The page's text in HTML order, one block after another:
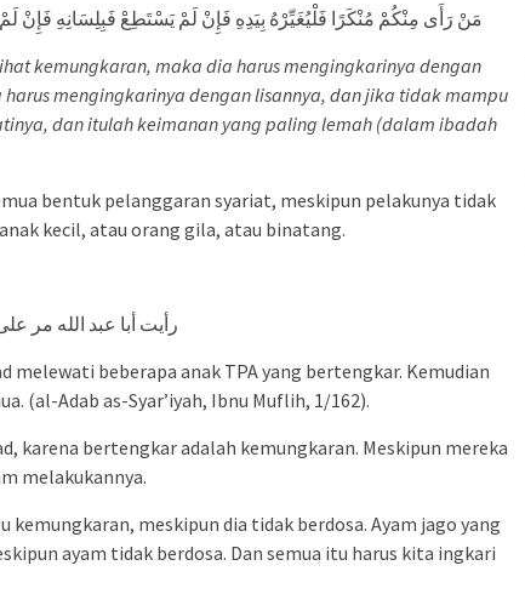
مَنْ رَأَى مِنْكُمْ مُنْكَرًا فَلْيُغَيِّرْهُ بِيَدِهِ فَإِنْ لَمْ يَسْتَطِعْ فَبِلِسَانِهِ فَإِنْ
kemungkaran, maka dia harus mengingkarinya dengan
mengingkarinya dengan lisannya, dan jika tidak mampu
dan itulah keimanan yang paling lemah (dalam ibadah
bentuk pelanggaran syariat, meskipun pelakunya tidak
kecil, atau orang gila, atau binatang.
رأيت أبا عبد الله مر
melewati beberapa anak TPA yang bertengkar. Kemudian
(al-Adab as-Syar’iyah, Ibnu Muflih, 1/162).
karena bertengkar adalah kemungkaran. Meskipun mereka
melakukannya.
kemungkaran, meskipun dia tidak berdosa. Ayam jago yang
ayam tidak berdosa. Dan semua itu harus kita ingkari